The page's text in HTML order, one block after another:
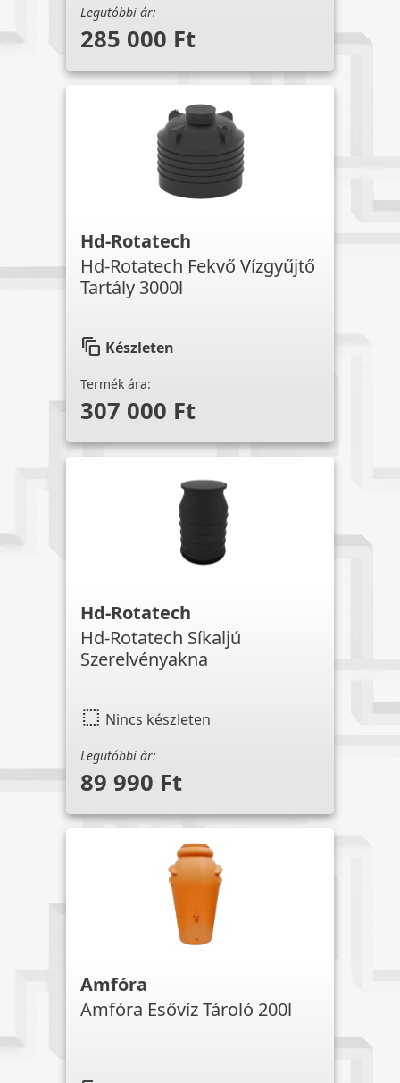
Legutóbbi ár:
285 000 Ft
Hd-Rotatech
Hd-Rotatech Fekvő Vízgyűjtő
Tartály 3000l
auto_awesome_motion Készleten
Termék ára:
307 000 Ft
Hd-Rotatech
Hd-Rotatech Síkaljú
Szerelvényakna
select Nincs készleten
Legutóbbi ár:
89 990 Ft
Amfóra
Amfóra Esővíz Tároló 200l